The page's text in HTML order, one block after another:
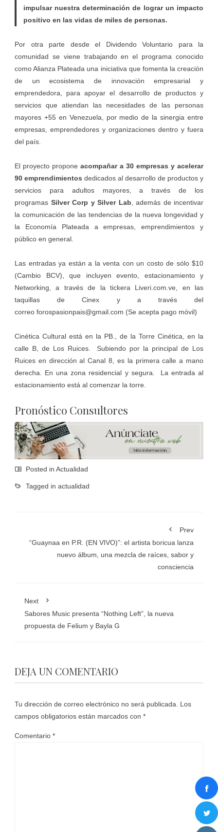
impulsar nuestra determinación de lograr un impacto
positivo en las vidas de miles de personas.
Por otra parte desde el Dividendo Voluntario para la
comunidad se viene trabajando en el programa conocido
como Alianza Plateada una iniciativa que fomenta la creación
de un ecosistema de innovación empresarial y
emprendedora, para apoyar el desarrollo de productos y
servicios que atiendan las necesidades de las personas
mayores +55 en Venezuela, por medio de la sinergia entre
empresas, emprendedores y organizaciones dentro y fuera
del país.
El proyecto propone acompañar a 30 empresas y acelerar
90 emprendimientos dedicados al desarrollo de productos y
servicios para adultos mayores, a través de los
programas Silver Corp y Silver Lab , además de incentivar
la comunicación de las tendencias de la nueva longevidad y
la Economía Plateada a empresas, emprendimientos y
público en general.
Las entradas ya están a la venta con un costo de sólo $10
(Cambio BCV), que incluyen evento, estacionamiento y
Networking, a través de la tickera Liveri.com.ve , en las
taquillas de Cinex y a través del
correo forospasionpais@gmail.com (Se acepta pago móvil)
Cinética Cultural está en la PB., de la Torre Cinética, en la
calle B, de Los Ruices. Subiendo por la principal de Los
Ruices en dirección al Canal 8, es la primera calle a mano
derecha. En una zona residencial y segura. La entrada al
estacionamiento está al comenzar la torre.
Pronóstico Consultores
Posted in Actualidad
Tagged in actualidad
Prev
“Guaynaa en P.R. (EN VIVO)”: el artista boricua lanza
nuevo álbum, una mezcla de raíces, sabor y
consciencia
Next
Sabores Music presenta “Nothing Left”, la nueva
propuesta de Felium y Bayla G
DEJA UN COMENTARIO
Tu dirección de correo electrónico no será publicada. Los
campos obligatorios están marcados con *
Comentario *